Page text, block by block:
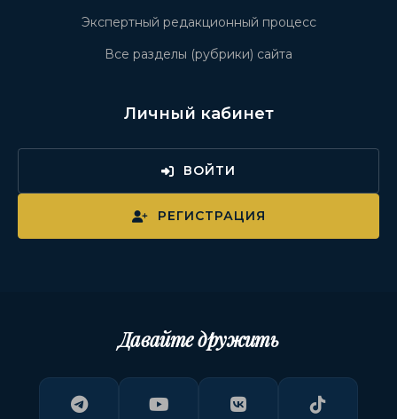
Экспертный редакционный процесс
Все разделы (рубрики) сайта
Личный кабинет
ВОЙТИ
РЕГИСТРАЦИЯ
Давайте дружить